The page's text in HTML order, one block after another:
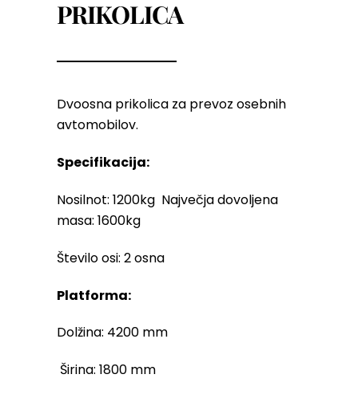
PRIKOLICA
Dvoosna prikolica za prevoz osebnih
avtomobilov.
Specifikacija:
Nosilnot: 1200kg Največja dovoljena
masa: 1600kg
Število osi: 2 osna
Platforma:
Dolžina: 4200 mm
Širina: 1800 mm